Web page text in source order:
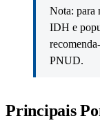
Nota: para
IDH e
PNUD.
Principais